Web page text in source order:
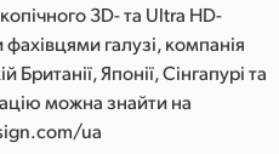
3D- та Ultra HD-
галузі, компанія
Японії, Сінгапурі та
можна знайти на
ua